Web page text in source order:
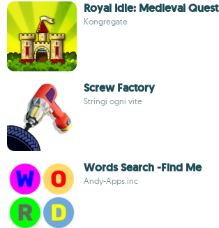
Royal Idle: Medieval Quest
Kongregate
Screw Factory
Stringi ogni vite
Words Search -Find Me
Andy-Apps.inc